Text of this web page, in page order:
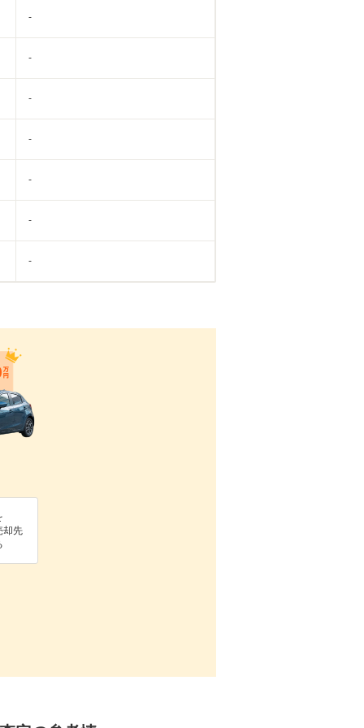
-
-
-
-
-
-
-
却先